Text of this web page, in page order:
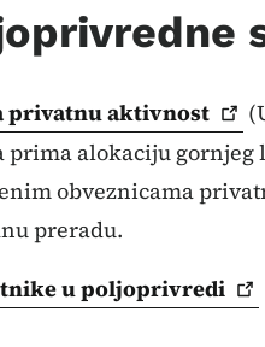
privatnuaktivnost
prima alokaciju
obveznicama
preradu.
upoljoprivredi